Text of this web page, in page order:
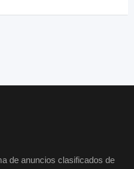
de anuncios clasificados de